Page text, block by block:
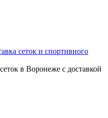
в Воронеже с доставкой